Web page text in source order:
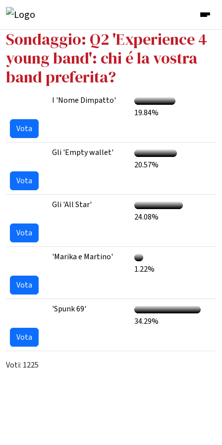
Sondaggio: Q2 'Experience 4
young band': chi é la vostra
band preferita?
Vota
I 'Nome Dimpatto'
19.84%
Vota
Gli 'Empty wallet'
20.57%
Vota
Gli 'All Star'
24.08%
Vota
'Marika e Martino'
1.22%
Vota
'Spunk 69'
34.29%
Voti: 1225